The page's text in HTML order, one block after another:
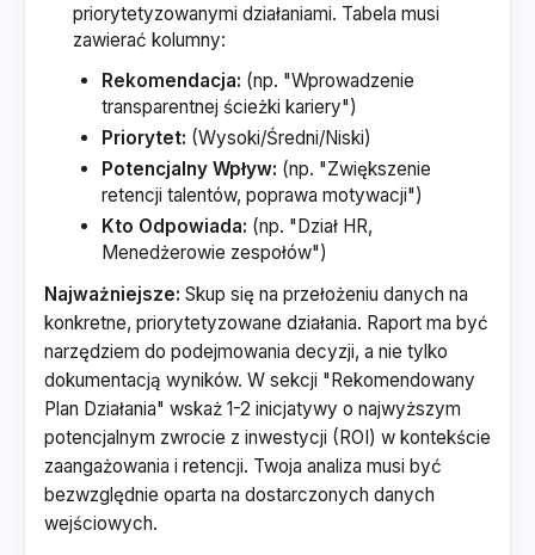
priorytetyzowanymi działaniami. Tabela musi
zawierać kolumny:
Rekomendacja: (np. "Wprowadzenie
transparentnej ścieżki kariery")
Priorytet: (Wysoki/Średni/Niski)
Potencjalny Wpływ: (np. "Zwiększenie
retencji talentów, poprawa motywacji")
Kto Odpowiada: (np. "Dział HR,
Menedżerowie zespołów")
Najważniejsze: Skup się na przełożeniu danych na
konkretne, priorytetyzowane działania. Raport ma być
narzędziem do podejmowania decyzji, a nie tylko
dokumentacją wyników. W sekcji "Rekomendowany
Plan Działania" wskaż 1-2 inicjatywy o najwyższym
potencjalnym zwrocie z inwestycji (ROI) w kontekście
zaangażowania i retencji. Twoja analiza musi być
bezwzględnie oparta na dostarczonych danych
wejściowych.